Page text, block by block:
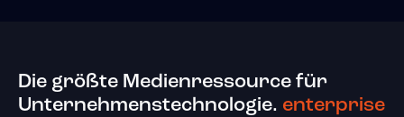
Die größte Medienressource für
Unternehmenstechnologie. enterprise